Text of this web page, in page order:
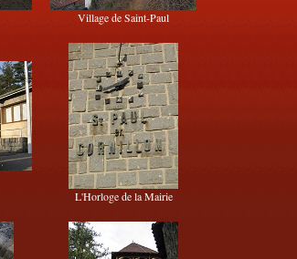
Village de Saint-Paul
L'Horloge de la Mairie